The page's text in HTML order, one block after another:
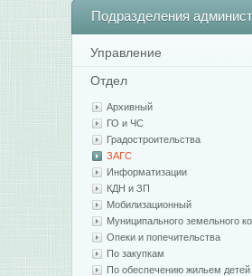
Подразделения
Управление
Отдел
Архивный
ГО и ЧС
Градостроительства
ЗАГС
Информатизации
КДН и ЗП
Мобилизационный
Муниципального земельного
Опеки и попечительства
По закупкам
По обеспечению жильем детей